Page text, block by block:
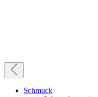
Schmuck